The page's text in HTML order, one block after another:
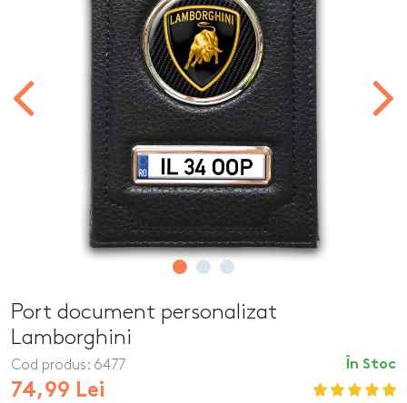
Port document personalizat
Lamborghini
În Stoc
Cod produs: 6477
74,99 Lei